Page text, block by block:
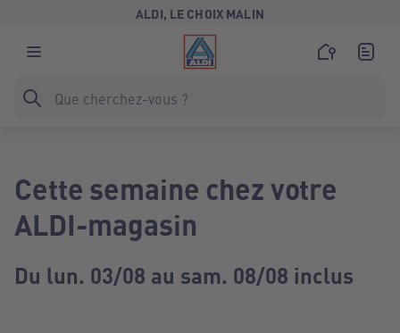
ALDI, LE CHOIX MALIN
Cette semaine chez votre
ALDI-magasin
Du lun. 03/08 au sam. 08/08 inclus